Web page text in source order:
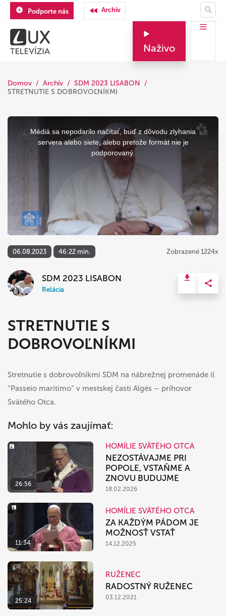
Podporte nás Archív
Naživo
Domov Archív
SDM 2023 LISABON
STRETNUTIE S DOBROVOĽNÍKMI
This
Médiá sa nepodarilo načítať, buď z dôvodu zlyhania
servera alebo siete, alebo pretože formát nie je
podporovaný.
06.08.2023 46:22 min. Zobrazené 1224x
SDM 2023 LISABON
Relácia
STRETNUTIE S
DOBROVOĽNÍKMI
Stretnutie s dobrovoľníkmi SDM na nábrežnej promenáde il
“Passeio marítimo“ v mestskej časti Algés – príhovor
Svätého Otca.
Mohlo by vás zaujímať:
26:56
HOMÍLIE SVÄTÉHO OTCA
NEZOSTÁVAJME PRI
POPOLE, VSTAŇME A
ZNOVU BUDUJME
18.02.2026
11:34
HOMÍLIE SVÄTÉHO OTCA
ZA KAŽDÝM PÁDOM JE
MOŽNOSŤ VSTAŤ
14.12.2025
25:24
RUŽENEC
RADOSTNÝ RUŽENEC
03.12.2021